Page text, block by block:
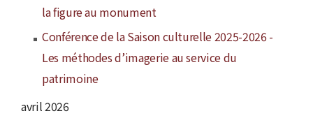
la figure au monument
Conférence de la Saison culturelle 2025-2026 -
Les méthodes d’imagerie au service du
patrimoine
avril 2026